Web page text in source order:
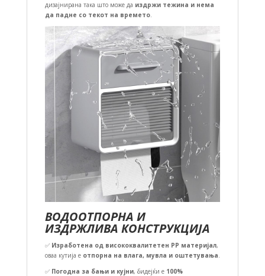
дизајнирана така што може да издржи тежина и нема
да падне со текот на времето.
ВОДООТПОРНА И
ИЗДРЖЛИВА КОНСТРУКЦИЈА
✅ Изработена од висококвалитетен PP материјал,
оваа кутија е отпорна на влага, мувла и оштетувања
✅ Погодна за бањи и кујни, бидејќи е 100%